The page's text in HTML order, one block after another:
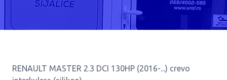
RENAULT MASTER 2.3 DCI 130HP (2016-...) crevo